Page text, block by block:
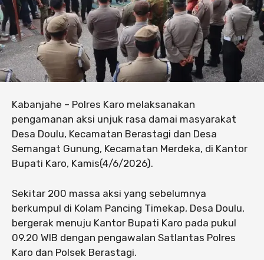
Kabanjahe – Polres Karo melaksanakan
pengamanan aksi unjuk rasa damai masyarakat
Desa Doulu, Kecamatan Berastagi dan Desa
Semangat Gunung, Kecamatan Merdeka, di Kantor
Bupati Karo, Kamis(4/6/2026).
Sekitar 200 massa aksi yang sebelumnya
berkumpul di Kolam Pancing Timekap, Desa Doulu,
bergerak menuju Kantor Bupati Karo pada pukul
09.20 WIB dengan pengawalan Satlantas Polres
Karo dan Polsek Berastagi.